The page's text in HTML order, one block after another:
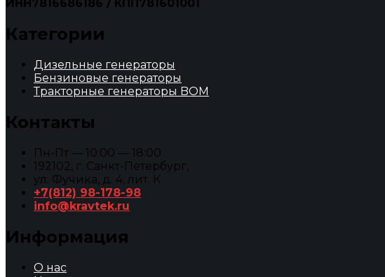
ИНН7816686186 / КПП781601001
Категории
Дизельные генераторы
Бензиновые генераторы
Тракторные генераторы BOM
Контакты
Пн-Пт — 10:00 — 18:00
192102, г. Санкт-Петербург,
ул. Фучика, д. 4, лит. К
+7(812) 98-178-98
info@kravtek.ru
Информация
О нас